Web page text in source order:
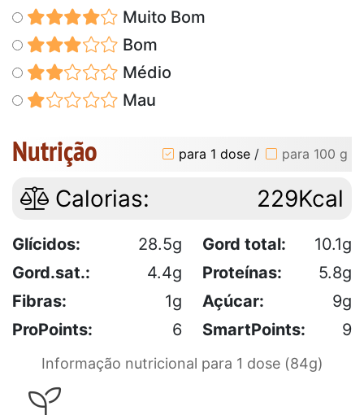
Muito Bom
Bom
Médio
Mau
Nutrição para 1 dose / para 100 g
Calorias: 229Kcal
Glícidos: 28.5g Gord total:
10.1g
Gord.sat.:
4.4g Proteínas:
5.8g
Fibras:
1g Açúcar:
9g
ProPoints:
6 SmartPoints: 9
Informação nutricional para 1 dose (84g)